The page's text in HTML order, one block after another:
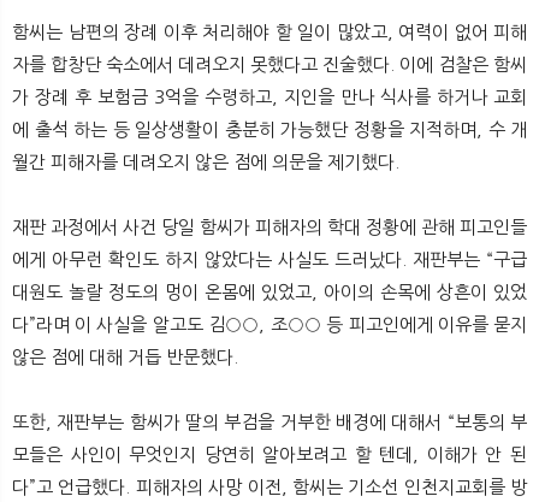
함씨는 남편의 장례 이후 처리해야 할 일이 많았고, 여력이 없어 피해
자를 합창단 숙소에서 데려오지 못했다고 진술했다. 이에 검찰은 함씨
가 장례 후 보험금 3억을 수령하고, 지인을 만나 식사를 하거나 교회
에 출석 하는 등 일상생활이 충분히 가능했단 정황을 지적하며, 수 개
월간 피해자를 데려오지 않은 점에 의문을 제기했다.
재판 과정에서 사건 당일 함씨가 피해자의 학대 정황에 관해 피고인들
에게 아무런 확인도 하지 않았다는 사실도 드러났다. 재판부는 “구급
대원도 놀랄 정도의 멍이 온몸에 있었고, 아이의 손목에 상흔이 있었
다”라며 이 사실을 알고도 김○○, 조○○ 등 피고인에게 이유를 묻지
않은 점에 대해 거듭 반문했다.
또한, 재판부는 함씨가 딸의 부검을 거부한 배경에 대해서 “보통의 부
모들은 사인이 무엇인지 당연히 알아보려고 할 텐데, 이해가 안 된
다”고 언급했다. 피해자의 사망 이전, 함씨는 기소선 인천지교회를 방